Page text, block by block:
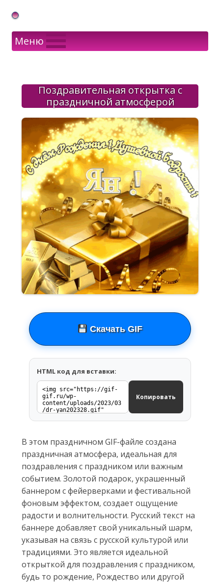
Gif Открытки в подарок
Меню
Поздравительная открытка с
праздничной атмосферой
Скачать GIF
HTML код для вставки:
Копировать
В этом праздничном GIF-файле создана
праздничная атмосфера, идеальная для
поздравления с праздником или важным
событием. Золотой подарок, украшенный
баннером с фейерверками и фестивальной
фоновым эффектом, создает ощущение
радости и волнительности. Русский текст на
баннере добавляет свой уникальный шарм,
указывая на связь с русской культурой или
традициями. Это является идеальной
открыткой для поздравления с праздником,
будь то рождение, Рождество или другой